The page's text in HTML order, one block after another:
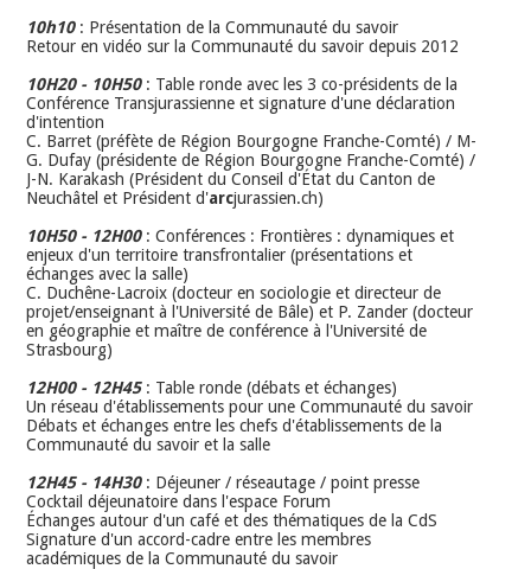
10h10: Présentation de la Communauté du savoir
Retour en vidéo sur la Communauté du savoir depuis 2012
10H20 - 10H50: Table ronde avec les 3 co-présidents de la
Conférence Transjurassienne et signature d'une déclaration
d'intention
C. Barret (préfète de Région Bourgogne Franche-Comté) / M-
G. Dufay (présidente de Région Bourgogne Franche-Comté) /
J-N. Karakash (Président du Conseil d'État du Canton de
Neuchâtel et Président d'arcjurassien.ch)
10H50 - 12H00: Conférences : Frontières : dynamiques et
enjeux d'un territoire transfrontalier (présentations et
échanges avec la salle)
C. Duchêne-Lacroix (docteur en sociologie et directeur de
projet/enseignant à l'Université de Bâle) et P. Zander (docteur
en géographie et maître de conférence à l'Université de
Strasbourg)
12H00 - 12H45 : Table ronde (débats et échanges)
Un réseau d'établissements pour une Communauté du savoir
Débats et échanges entre les chefs d'établissements de la
Communauté du savoir et la salle
12H45 - 14H30: Déjeuner / réseautage / point presse
Cocktail déjeunatoire dans l'espace Forum
Échanges autour d'un café et des thématiques de la CdS
Signature d'un accord-cadre entre les membres
académiques de la Communauté du savoir